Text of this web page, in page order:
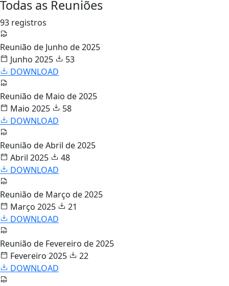
Todas as Reuniões
93 registros
Reunião de Junho de 2025
Junho 2025
53
DOWNLOAD
Reunião de Maio de 2025
Maio 2025
58
DOWNLOAD
Reunião de Abril de 2025
Abril 2025
48
DOWNLOAD
Reunião de Março de 2025
Março 2025
21
DOWNLOAD
Reunião de Fevereiro de 2025
Fevereiro 2025
22
DOWNLOAD